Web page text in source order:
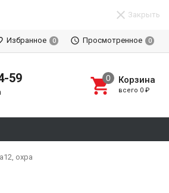
Закрыть
Избранное 0 Просмотренное 0
59 Корзина
всего 0 ₽
охра